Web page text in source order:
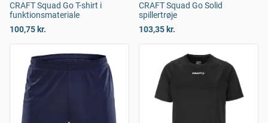
CRAFT Squad Go T-shirt i
funktionsmateriale
100,75 kr.
CRAFT Squad Go Solid
spillertrøje
103,35 kr.